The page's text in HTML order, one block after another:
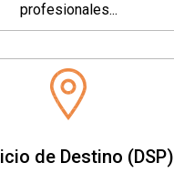
profesionales...
de Destino (DSP)